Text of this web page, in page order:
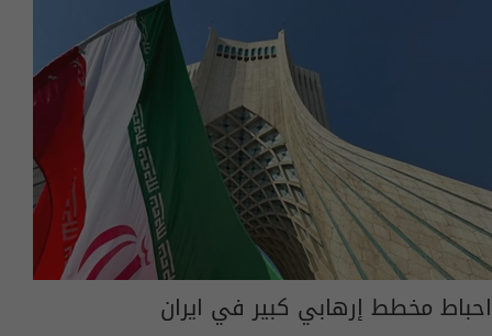
احباط مخطط إرهابي كبير في ايران